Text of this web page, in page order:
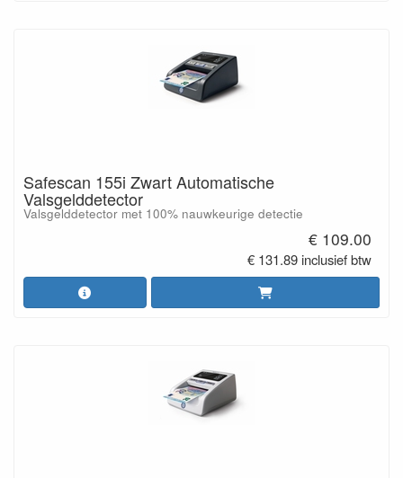
Safescan 155i Zwart Automatische
Valsgelddetector
Valsgelddetector met 100% nauwkeurige detectie
€ 109.00
€ 131.89 inclusief btw